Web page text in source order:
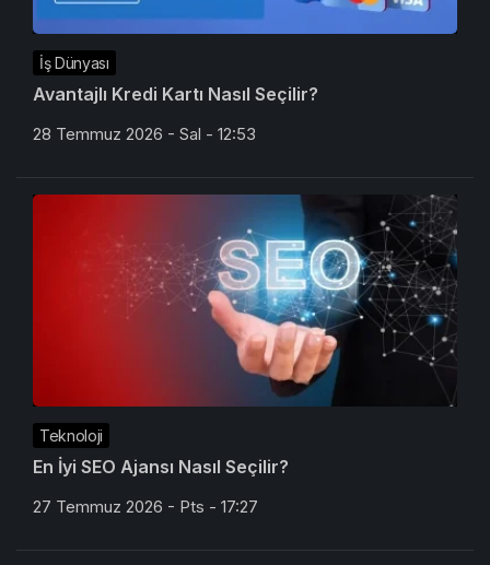
İş Dünyası
Avantajlı Kredi Kartı Nasıl Seçilir?
28 Temmuz 2026 - Sal - 12:53
Teknoloji
En İyi SEO Ajansı Nasıl Seçilir?
27 Temmuz 2026 - Pts - 17:27